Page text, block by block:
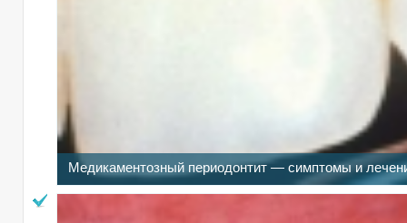
Медикаментозный периодонтит — симптомы и